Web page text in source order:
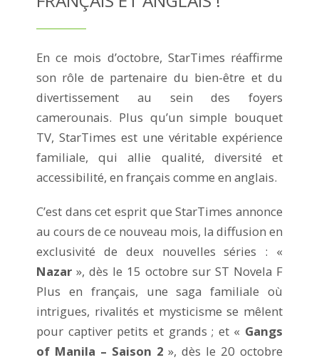
En ce mois d’octobre, StarTimes réaffirme
son rôle de partenaire du bien-être et du
divertissement au sein des foyers
camerounais. Plus qu’un simple bouquet
TV, StarTimes est une véritable expérience
familiale, qui allie qualité, diversité et
accessibilité, en français comme en anglais.
C’est dans cet esprit que StarTimes annonce
au cours de ce nouveau mois, la diffusion en
exclusivité de deux nouvelles séries : «
Nazar », dès le 15 octobre sur ST Novela F
Plus en français, une saga familiale où
intrigues, rivalités et mysticisme se mêlent
pour captiver petits et grands ; et « Gangs
of Manila – Saison 2 », dès le 20 octobre